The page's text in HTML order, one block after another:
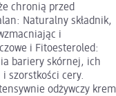
chronią przed
Naturalny składnik,
i
i Fitoesteroled:
bariery skórnej, ich
i szorstkości cery.
odżywczy krem